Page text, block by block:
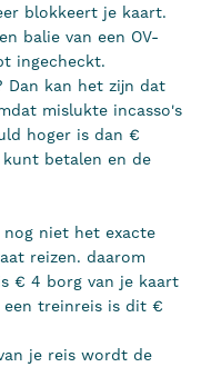
blokkeert je kaart.
balie van een OV-
ingecheckt.
Dan kan het zijn dat
mislukte incasso's
hoger is dan €
betalen en de
niet het exacte
reizen. daarom
€ 4 borg van je kaart
een treinreis is dit €
je reis wordt de